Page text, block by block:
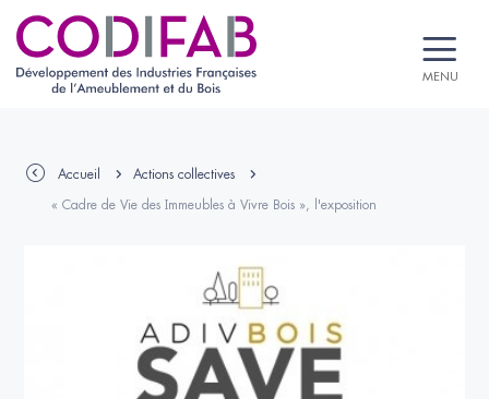
MENU
Accueil Actions collectives
« Cadre de Vie des Immeubles à Vivre Bois », l'exposition